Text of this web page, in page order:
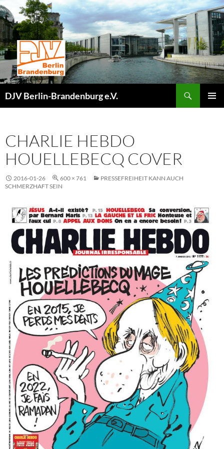
Zum
Inhalt
springen
DJV Berlin-Brandenburg e.V.
CHARLIE HEBDO
HOUELLEBECQ COVER
2016-01-26 600 × 761
PRESSEFREIHEIT KANN AUCH
SCHMERZHAFT SEIN